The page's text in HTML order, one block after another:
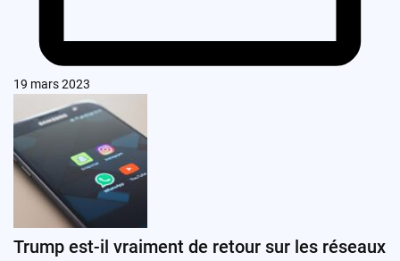
19 mars 2023
Trump est-il vraiment de retour sur les réseaux